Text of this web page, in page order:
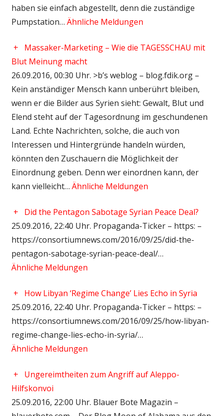
haben sie einfach abgestellt, denn die zuständige
Pumpstation… Ähnliche Meldungen
+
Massaker-Marketing – Wie die TAGESSCHAU mit
Blut Meinung macht
26.09.2016, 00:30 Uhr. >b’s weblog – blog.fdik.org –
Kein anständiger Mensch kann unberührt bleiben,
wenn er die Bilder aus Syrien sieht: Gewalt, Blut und
Elend steht auf der Tagesordnung im geschundenen
Land. Echte Nachrichten, solche, die auch von
Interessen und Hintergründe handeln würden,
könnten den Zuschauern die Möglichkeit der
Einordnung geben. Denn wer einordnen kann, der
kann vielleicht… Ähnliche Meldungen
+
Did the Pentagon Sabotage Syrian Peace Deal?
25.09.2016, 22:40 Uhr. Propaganda-Ticker – https: –
https://consortiumnews.com/2016/09/25/did-the-
pentagon-sabotage-syrian-peace-deal/…
Ähnliche Meldungen
+
How Libyan ‘Regime Change’ Lies Echo in Syria
25.09.2016, 22:40 Uhr. Propaganda-Ticker – https: –
https://consortiumnews.com/2016/09/25/how-libyan-
regime-change-lies-echo-in-syria/…
Ähnliche Meldungen
+
Ungereimtheiten zum Angriff auf Aleppo-
Hilfskonvoi
25.09.2016, 22:00 Uhr. Blauer Bote Magazin –